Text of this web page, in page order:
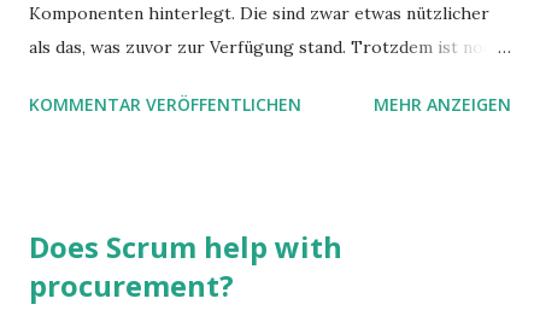
Komponenten hinterlegt. Die sind zwar etwas nützlicher
als das, was zuvor zur Verfügung stand. Trotzdem ist noch
Stolperfallen. Hier ein erster, kritischer Blick auf das was
KOMMENTAR VERÖFFENTLICHEN MEHR ANZEIGEN
Does Scrum help with
procurement?